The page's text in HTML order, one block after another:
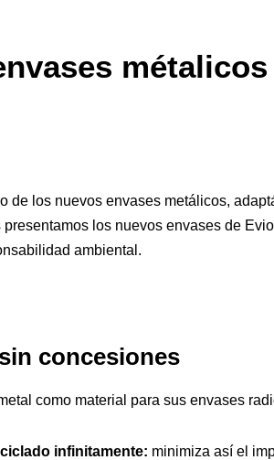
de los nuevos envases metálicos,
los nuevos envases de
ambiental.
concesiones
como material para sus envases
infinitamente: minimiza así el